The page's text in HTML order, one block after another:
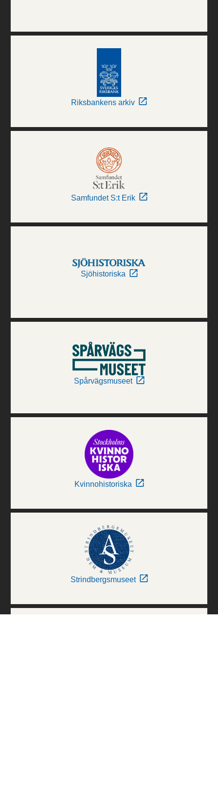
Riksbankens arkiv
Samfundet S:t Erik
Sjöhistoriska
Spårvägsmuseet
Kvinnohistoriska
Strindbergsmuseet